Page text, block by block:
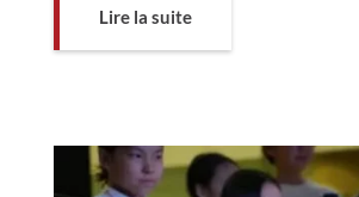
Lire la suite